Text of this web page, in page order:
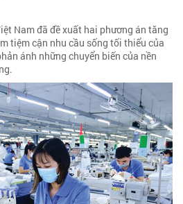
Nam đã đề xuất hai phương án tăng
tiệm cận nhu cầu sống tối thiểu của
ánh những chuyển biến của nền